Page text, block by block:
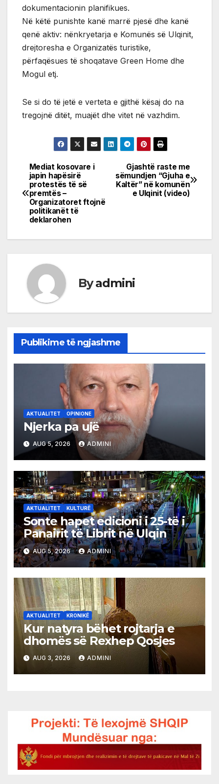
dokumentacionin planifikues.
Në këtë punishte kanë marrë pjesë dhe kanë
qenë aktiv: nënkryetarja e Komunës së Ulqinit,
drejtoresha e Organizatës turistike,
përfaqësues të shoqatave Green Home dhe
Mogul etj.
Se si do të jetë e verteta e gjithë kësaj do na
tregojnë ditët, muajët dhe vitet në vazhdim.
Post
navigation
Gjashtë raste me
sëmundjen “Gjuha e
Kaltër” në komunën
e Ulqinit (video)
Mediat kosovare i
japin hapësirë
protestës të së
premtës –
Organizatoret ftojnë
politikanët të
deklarohen
Byadmini
Publikime të ngjashme
AKTUALITET OPINIONE
Njerka pa ujë
AUG 5, 2026 ADMINI
AKTUALITET KULTURË
Sonte hapet edicioni i 25-të i
Panairit të Librit në Ulqin
AUG 5, 2026 ADMINI
AKTUALITET KRONIKË
Kur natyra bëhet rojtarja e
dhomës së Rexhep Qosjes
AUG 3, 2026 ADMINI